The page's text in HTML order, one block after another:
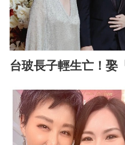
台玻長子輕生亡！娶